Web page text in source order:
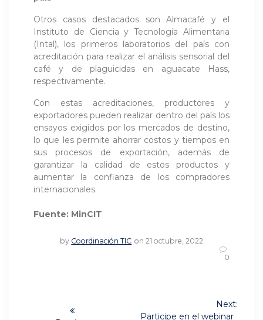
Otros casos destacados son Almacafé y el
Instituto de Ciencia y Tecnología Alimentaria
(Intal), los primeros laboratorios del país con
acreditación para realizar el análisis sensorial del
café y de plaguicidas en aguacate Hass,
respectivamente.
Con estas acreditaciones, productores y
exportadores pueden realizar dentro del país los
ensayos exigidos por los mercados de destino,
lo que les permite ahorrar costos y tiempos en
sus procesos de exportación, además de
garantizar la calidad de estos productos y
aumentar la confianza de los compradores
internacionales.
Fuente: MinCIT
by Coordinación TIC on 21 octubre, 2022
0
Next:
Next
Participe en el webinar